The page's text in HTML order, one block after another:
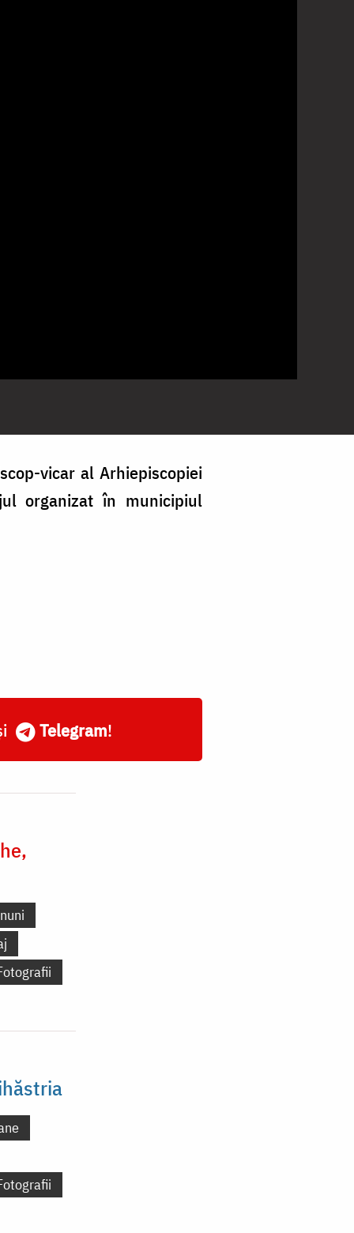
vicar al Arhiepiscopiei
organizat în municipiul
Telegram!